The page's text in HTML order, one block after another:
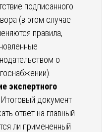
подписанного
(в этом случае
правила,
о
экспертного
Итоговый документ
ответ на главный
ли примененный